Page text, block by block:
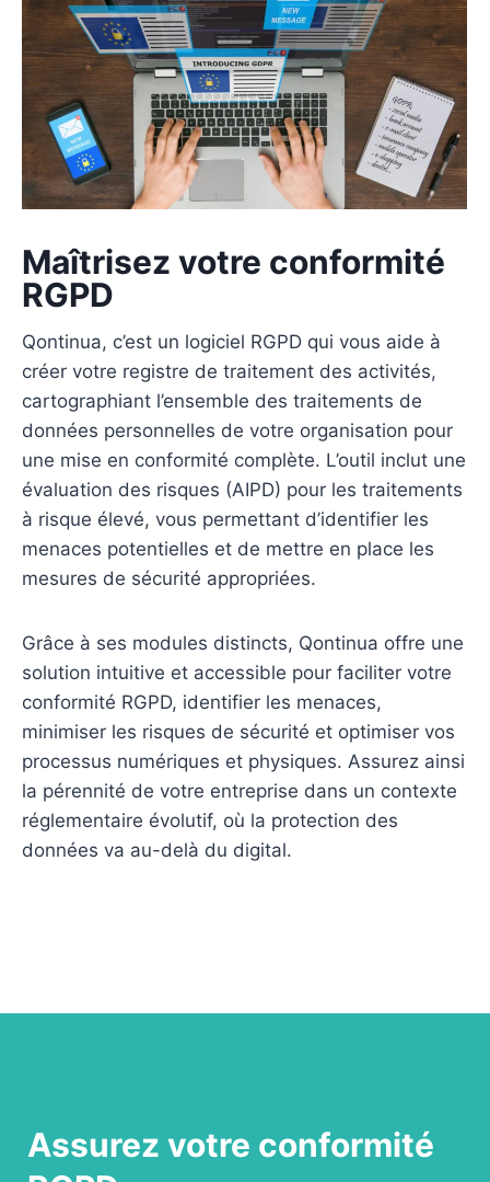
Maîtrisez votre conformité
RGPD
Qontinua, c’est un logiciel RGPD qui vous aide à
créer votre registre de traitement des activités,
cartographiant l’ensemble des traitements de
données personnelles de votre organisation pour
une mise en conformité complète. L’outil inclut une
évaluation des risques (AIPD) pour les traitements
à risque élevé, vous permettant d’identifier les
menaces potentielles et de mettre en place les
mesures de sécurité appropriées.
Grâce à ses modules distincts, Qontinua offre une
solution intuitive et accessible pour faciliter votre
conformité RGPD, identifier les menaces,
minimiser les risques de sécurité et optimiser vos
processus numériques et physiques. Assurez ainsi
la pérennité de votre entreprise dans un contexte
réglementaire évolutif, où la protection des
données va au-delà du digital.
Assurez votre conformité